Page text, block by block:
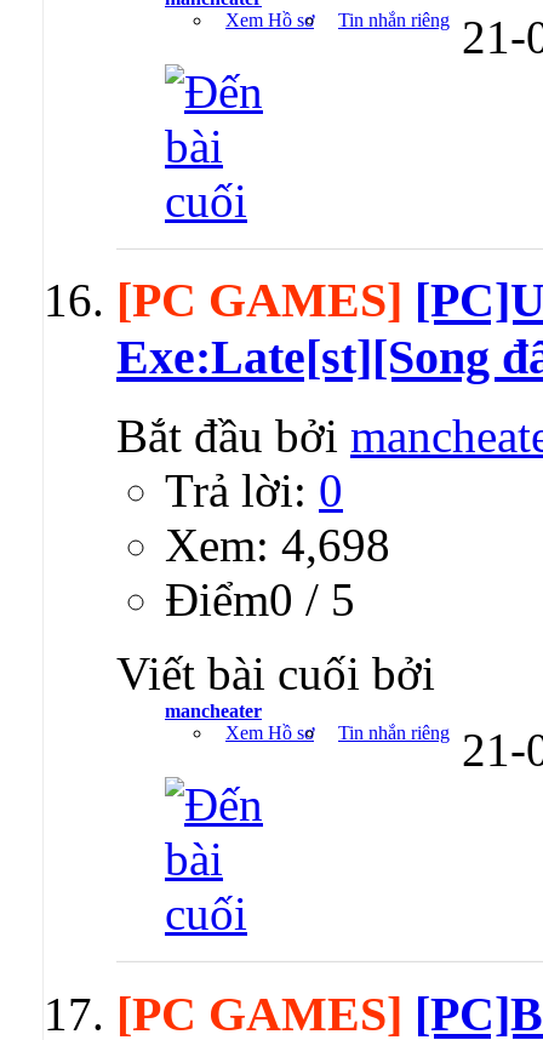
Xem Hồ sơ
Tin nhắn riêng 21-
[PC GAMES]
Exe:Late[st][Song
Bắt đầu bởi
Trả lời: 0
Xem: 4,698
Ðiểm0 / 5
Viết bài cuối bởi
mancheater
Xem Hồ sơ
Tin nhắn riêng 21-
[PC GAMES]